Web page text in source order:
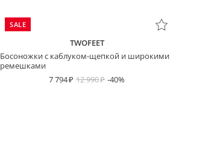
SALE
TWOFEET
Босоножки с каблуком-щепкой и широкими
ремешками
7 794
12 990 -40%